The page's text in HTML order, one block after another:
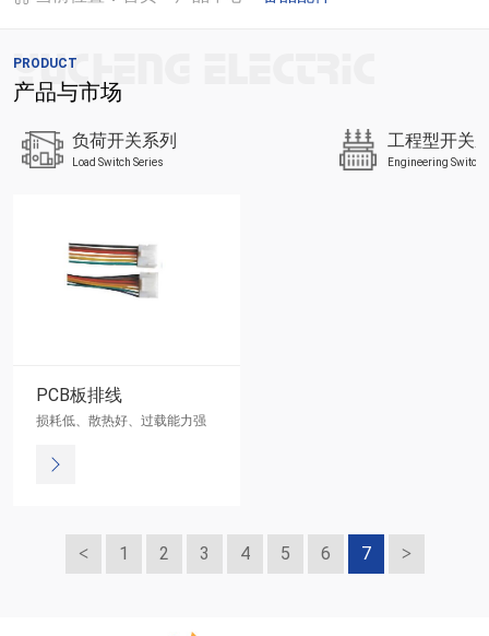
PRODUCT
产品与市场
负荷开关系列
Load Switch Series
工程型开关
Engineering Switch
PCB板排线
损耗低、散热好、过载能力强
1 2 3 4 5 6 7